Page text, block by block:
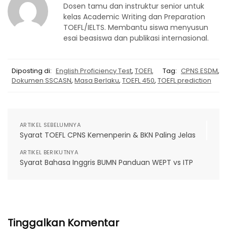
Dosen tamu dan instruktur senior untuk
kelas Academic Writing dan Preparation
TOEFL/IELTS. Membantu siswa menyusun
esai beasiswa dan publikasi internasional.
Diposting di: English Proficiency Test, TOEFL Tag: CPNS ESDM,
Dokumen SSCASN, Masa Berlaku, TOEFL 450, TOEFL prediction
ARTIKEL SEBELUMNYA
Syarat TOEFL CPNS Kemenperin & BKN Paling Jelas
ARTIKEL BERIKUTNYA
Syarat Bahasa Inggris BUMN Panduan WEPT vs ITP
Tinggalkan Komentar